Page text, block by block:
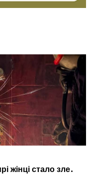
жінці стало зле.